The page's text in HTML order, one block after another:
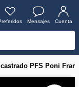
Mensajes Cuenta
PFS Poni